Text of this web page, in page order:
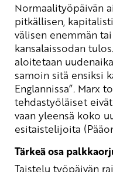
Normaalityöpäivän
pitkällisen,
välisen enemmän
kansalaissodan
aloitetaan
samoin sitä ensiksi
Englannissa”. Marx
tehdastyöläiset
vaan yleensä koko
esitaistelijoita
Tärkeä osa
Taistelu työpäivän